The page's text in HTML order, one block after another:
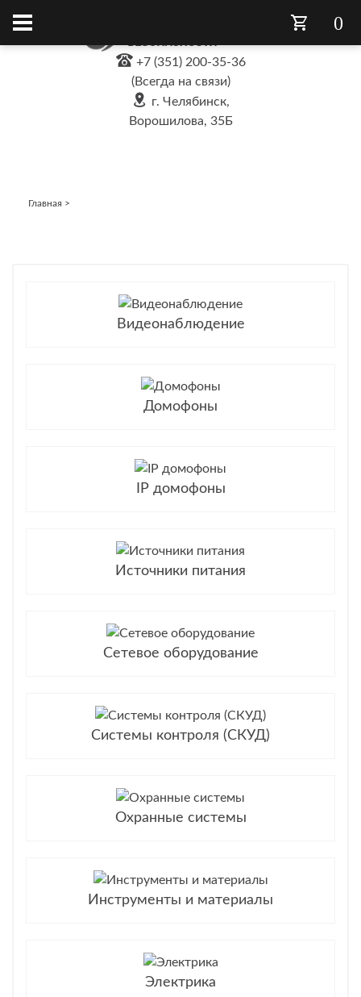
+7 (351) 200-35-36
(Всегда на связи)
г. Челябинск,
Ворошилова, 35Б
0
Главная >
Видеонаблюдение
Домофоны
IP домофоны
Источники питания
Сетевое оборудование
Системы контроля (СКУД)
Охранные системы
Инструменты и материалы
Электрика